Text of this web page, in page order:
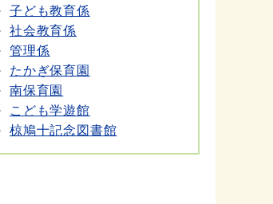
子ども教育係
社会教育係
管理係
たかぎ保育園
南保育園
こども学遊館
椋鳩十記念図書館